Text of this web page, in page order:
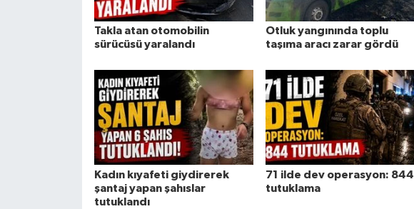
Takla atan otomobilin
sürücüsü yaralandı
Otluk yangınında toplu
taşıma aracı zarar gördü
Kadın kıyafeti giydirerek
şantaj yapan şahıslar
tutuklandı
71 ilde dev operasyon: 844
tutuklama